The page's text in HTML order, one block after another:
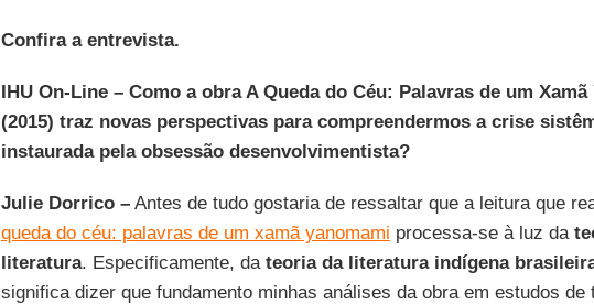
Confira a entrevista.
IHU On-Line – Como a obra A Queda do Céu: Palavras de um Xamã
(2015) traz novas perspectivas para compreendermos a crise
instaurada pela obsessão desenvolvimentista?
Julie Dorrico –Antes de tudo gostaria de ressaltar que a leitura que
queda do céu: palavras de um xamã yanomami processa-se à luz da
literatura. Especificamente, da teoria da literatura indígena
significa dizer que fundamento minhas análises da obra em estudos de